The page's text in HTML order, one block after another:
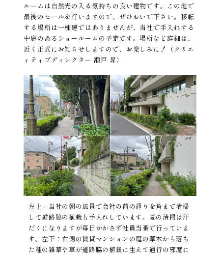
ルームは自然光の入る気持ちの良い建物です。この地で
最後のセールを行いますので、ぜひおいで下さい。移転
する場所は一棟建ではありませんが、当社で手入れする
中庭のあるショールームの予定です。場所など詳細は、
近く正式にお知らせしますので、お楽しみに！（クリエ
ィティブディレクター 瀬戸 昇）
左上：当社の朝の風景で会社の前の通りを角まで清掃
して道路脇の植栽も手入れしています。夏の清掃は汗
だくになりますが毎日かかさず社員当番で行っていま
す。左下：右側の賃貸マンションの庭の草木から落ち
た種の雑草や草が道路脇の植栽に生えて通行の邪魔に